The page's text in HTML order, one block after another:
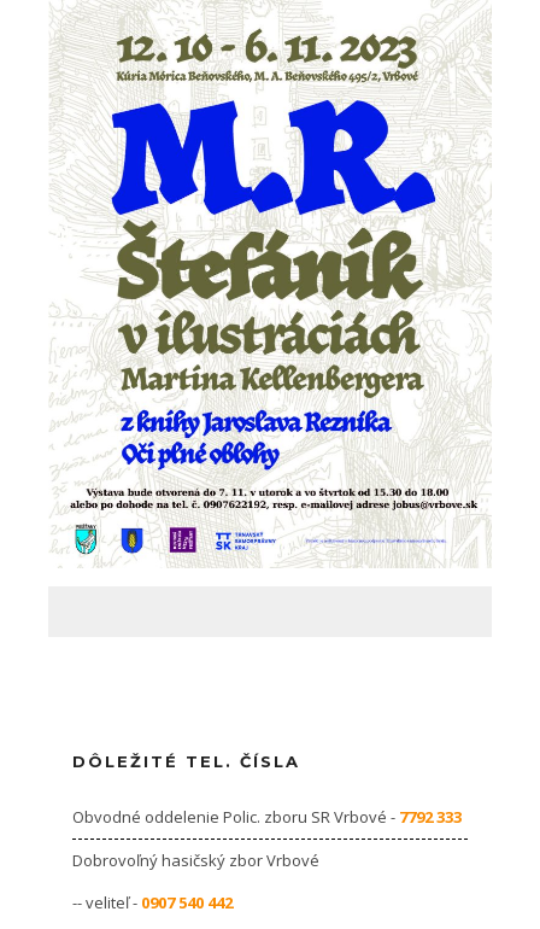
DÔLEŽITÉ TEL. ČÍSLA
Obvodné oddelenie Polic. zboru SR Vrbové - 7792 333
Dobrovoľný hasičský zbor Vrbové
-- veliteľ - 0907 540 442